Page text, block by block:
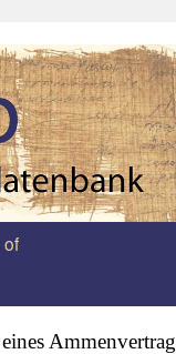
of